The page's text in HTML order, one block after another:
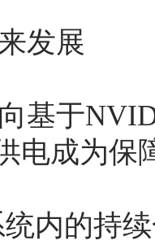
发展
基于
电成为
内的持